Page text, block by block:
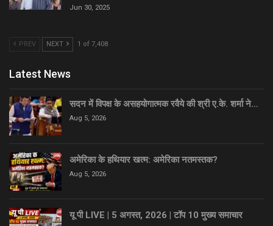
Jun 30, 2025
PREV NEXT 1 of 7,408
Latest News
सदन में विपक्ष के असहयोगात्मक रवैये की श्री ए.के. शर्मा ने…
Aug 5, 2026
अमेरिका के हथियार खत्म: अमेरिका नतमस्तक?
Aug 5, 2026
यू पी LIVE | 5 अगस्त, 2026 | टॉप 10 मुख्य समाचार